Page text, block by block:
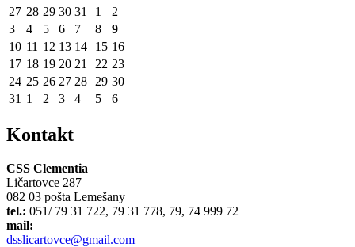
27 28 29 30 31 1
2
3
4 5 6 7 8
9
10 11 12 13 14 15 16
17 18 19 20 21 22 23
24 25 26 27 28 29 30
31 1 2 3 4 5 6
Kontakt
CSS Clementia
Ličartovce 287
082 03 pošta Lemešany
tel.: 051/ 79 31 722, 79 31 778, 79, 74 999 72
mail:
dsslicartovce@gmail.com